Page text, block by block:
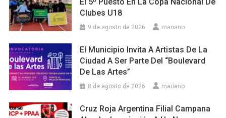
Clubes U18
9 de agosto de 2026 mariano
El Municipio Invita A Artistas De La
Ciudad A Ser Parte Del “Boulevard
De Las Artes”
8 de agosto de 2026 mariano
Cruz Roja Argentina Filial Campana